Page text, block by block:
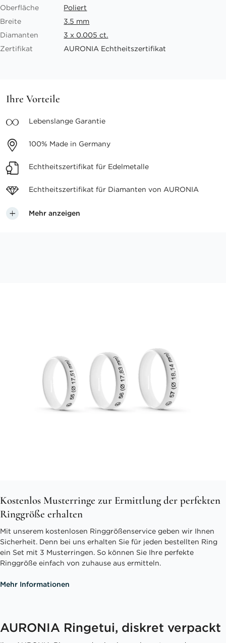
Oberfläche
Poliert
Breite
3.5 mm
Diamanten
3 x 0.005 ct.
Zertifikat
AURONIA Echtheitszertifikat
Ihre Vorteile
Lebenslange Garantie
100% Made in Germany
Echtheitszertifikat für Edelmetalle
Echtheitszertifikat für Diamanten von AURONIA
Mehr anzeigen
Kostenlos Musterringe zur Ermittlung der perfekten
Ringgröße erhalten
Mit unserem kostenlosen Ringgrößenservice geben wir Ihnen
Sicherheit. Denn bei uns erhalten Sie für jeden bestellten Ring
ein Set mit 3 Musterringen. So können Sie Ihre perfekte
Ringgröße einfach von zuhause aus ermitteln.
Mehr Informationen
AURONIA Ringetui, diskret verpackt